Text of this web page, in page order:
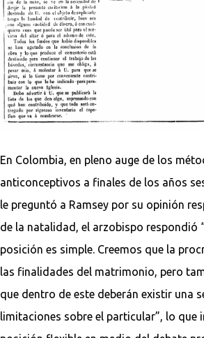
En Colombia, en pleno auge de los
anticonceptivos a finales de los años
le preguntó a Ramsey por su opinión
de la natalidad, el arzobispo respondió
posición es simple. Creemos que la
las finalidades del matrimonio, pero
que dentro de este deberán existir una
limitaciones sobre el particular”, lo que